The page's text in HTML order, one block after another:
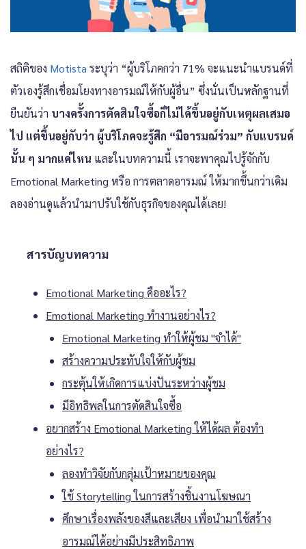
สถิติของ Motistaระบุว่า “ผู้บริโภคกว่า 71% จะแนะนำแบรนด์ที่
ตัวเองรู้สึกเชื่อมโยงทางอารมณ์ให้กับผู้อื่น” ซึ่งนั่นเป็นหลักฐานที่
ยืนยันว่า บางครั้งการตัดสินใจซื้อก็ไม่ได้ขึ้นอยู่กับเหตุผลเสมอ
ไป แต่ขึ้นอยู่กับว่า ผู้บริโภคจะรู้สึก “มีอารมณ์ร่วม” กับแบรนด์
นั้น ๆ มากแค่ไหน และในบทความนี้ เราจะพาคุณไปรู้จักกับ
Emotional Marketing หรือ การตลาดอารมณ์ ให้มากขึ้นกว่าเดิม
ลองอ่านดูแล้วนำมาปรับใช้กับธุรกิจของคุณได้เลย!
สารบัญบทความ
Emotional Marketing คืออะไร?
Emotional Marketing ทำงานอย่างไร?
Emotional Marketing ทำให้ผู้ชม "จำได้"
สร้างความประทับใจให้กับผู้ชม
กระตุ้นให้เกิดการแบ่งปันระหว่างผู้ชม
มีอิทธิพลในการตัดสินใจซื้อ
อยากสร้าง Emotional Marketing ให้ได้ผล ต้องทำ
อย่างไร?
ลองทำวิจัยกับกลุ่มเป้าหมายของคุณ
ใช้ Storytelling ในการสร้างชิ้นงานโฆษณา
ศึกษาเรื่องพลังของสีและเสียง เพื่อนำมาใช้สร้าง
อารมณ์ได้อย่างมีประสิทธิภาพ